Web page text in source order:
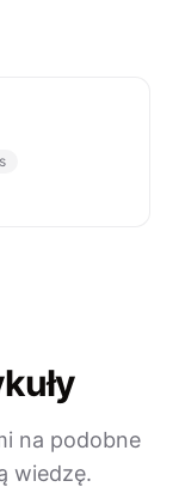
na podobne
wiedzę.